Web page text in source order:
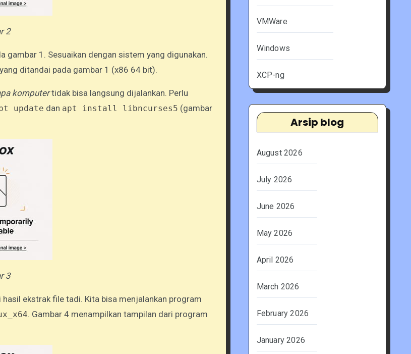
2
gambar 1. Sesuaikan dengan sistem yang digunakan.
ditandai pada gambar 1 (x86 64 bit).
komputertidak bisa langsung dijalankan. Perlu
update dan apt install libncurses5 (gambar
3
hasil ekstrak file tadi. Kita bisa menjalankan program
. Gambar 4 menampilkan tampilan dari program
VMWare
Windows
XCP-ng
Arsip blog
August 2026
July 2026
June 2026
May 2026
April 2026
March 2026
February 2026
January 2026